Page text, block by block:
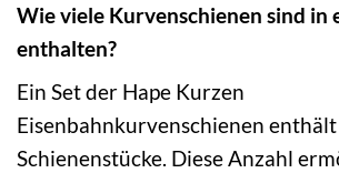
Wie viele Kurvenschienen sind in
enthalten?
Ein Set der Hape Kurzen
Eisenbahnkurvenschienen
Schienenstücke. Diese Anzahl